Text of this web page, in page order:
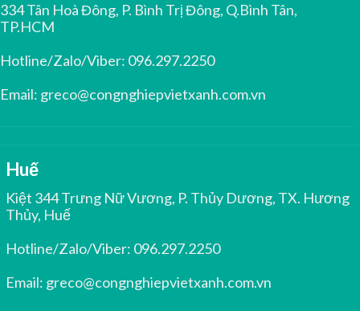
334 Tân Hoà Đông, P. Bình Trị Đông, Q.Bình Tân,
TP.HCM
Hotline/Zalo/Viber: 096.297.2250
Email: greco@congnghiepvietxanh.com.vn
Huế
Kiệt 344 Trưng Nữ Vương, P. Thủy Dương, TX. Hương
Thủy, Huế
Hotline/Zalo/Viber: 096.297.2250
Email: greco@congnghiepvietxanh.com.vn